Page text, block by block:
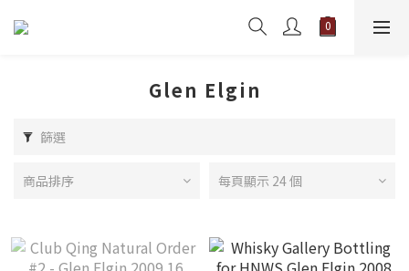
Glen Elgin
篩選
商品排序 每頁顯示 24 個